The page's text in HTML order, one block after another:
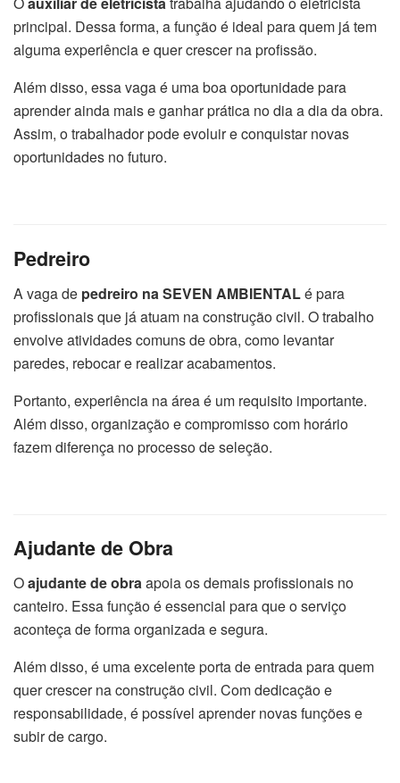
principal. Dessa forma, a função é ideal para quem já tem
alguma experiência e quer crescer na profissão.
Além disso, essa vaga é uma boa oportunidade para
aprender ainda mais e ganhar prática no dia a dia da obra.
Assim, o trabalhador pode evoluir e conquistar novas
oportunidades no futuro.
Pedreiro
A vaga de pedreiro na SEVEN AMBIENTALé para
profissionais que já atuam na construção civil. O trabalho
envolve atividades comuns de obra, como levantar
paredes, rebocar e realizar acabamentos.
Portanto, experiência na área é um requisito importante.
Além disso, organização e compromisso com horário
fazem diferença no processo de seleção.
Ajudante de Obra
Oajudante de obraapoia os demais profissionais no
canteiro. Essa função é essencial para que o serviço
aconteça de forma organizada e segura.
Além disso, é uma excelente porta de entrada para quem
quer crescer na construção civil. Com dedicação e
responsabilidade, é possível aprender novas funções e
subir de cargo.